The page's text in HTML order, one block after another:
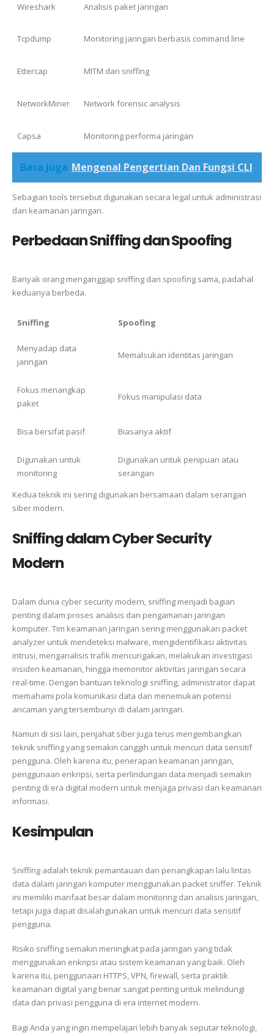
Wireshark Analisis paket jaringan
Tcpdump Monitoring jaringan berbasis command line
Ettercap MITM dan sniffing
NetworkMiner Network forensic analysis
Capsa Monitoring performa jaringan
Baca Juga Mengenal Pengertian Dan Fungsi CLI
Sebagian tools tersebut digunakan secara legal untuk administrasi
dan keamanan jaringan.
Perbedaan Sniffing dan Spoofing
Banyak orang menganggap sniffing dan spoofing sama, padahal
keduanya berbeda.
Sniffing Spoofing
Menyadap data
jaringan
Memalsukan identitas jaringan
Fokus menangkap
paket
Fokus manipulasi data
Bisa bersifat pasif Biasanya aktif
Digunakan untuk
monitoring
Digunakan untuk penipuan atau
serangan
Kedua teknik ini sering digunakan bersamaan dalam serangan
siber modern.
Sniffing dalam Cyber Security
Modern
Dalam dunia cyber security modern, sniffing menjadi bagian
penting dalam proses analisis dan pengamanan jaringan
komputer. Tim keamanan jaringan sering menggunakan packet
analyzer untuk mendeteksi malware, mengidentifikasi aktivitas
intrusi, menganalisis trafik mencurigakan, melakukan investigasi
insiden keamanan, hingga memonitor aktivitas jaringan secara
real-time. Dengan bantuan teknologi sniffing, administrator dapat
memahami pola komunikasi data dan menemukan potensi
ancaman yang tersembunyi di dalam jaringan.
Namun di sisi lain, penjahat siber juga terus mengembangkan
teknik sniffing yang semakin canggih untuk mencuri data sensitif
pengguna. Oleh karena itu, penerapan keamanan jaringan,
penggunaan enkripsi, serta perlindungan data menjadi semakin
penting di era digital modern untuk menjaga privasi dan keamanan
informasi.
Kesimpulan
Sniffing adalah teknik pemantauan dan penangkapan lalu lintas
data dalam jaringan komputer menggunakan packet sniffer. Teknik
ini memiliki manfaat besar dalam monitoring dan analisis jaringan,
tetapi juga dapat disalahgunakan untuk mencuri data sensitif
pengguna.
Risiko sniffing semakin meningkat pada jaringan yang tidak
menggunakan enkripsi atau sistem keamanan yang baik. Oleh
karena itu, penggunaan HTTPS, VPN, firewall, serta praktik
keamanan digital yang benar sangat penting untuk melindungi
data dan privasi pengguna di era internet modern.
Bagi Anda yang ingin mempelajari lebih banyak seputar teknologi,